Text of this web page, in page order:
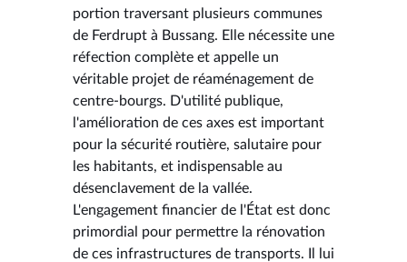
portion traversant plusieurs communes
de Ferdrupt à Bussang. Elle nécessite une
réfection complète et appelle un
véritable projet de réaménagement de
centre-bourgs. D'utilité publique,
l'amélioration de ces axes est important
pour la sécurité routière, salutaire pour
les habitants, et indispensable au
désenclavement de la vallée.
L'engagement financier de l'État est donc
primordial pour permettre la rénovation
de ces infrastructures de transports. Il lui